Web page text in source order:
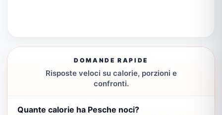
DOMANDE RAPIDE
Risposte veloci su calorie, porzioni e
confronti.
Quante calorie ha Pesche noci?